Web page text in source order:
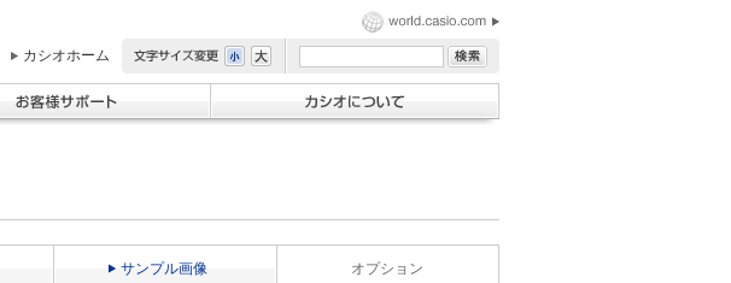
カシオホーム
サンプル画像 オプション